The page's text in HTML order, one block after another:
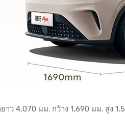
าว 4,070 มม. กว้าง 1,690 มม. สูง